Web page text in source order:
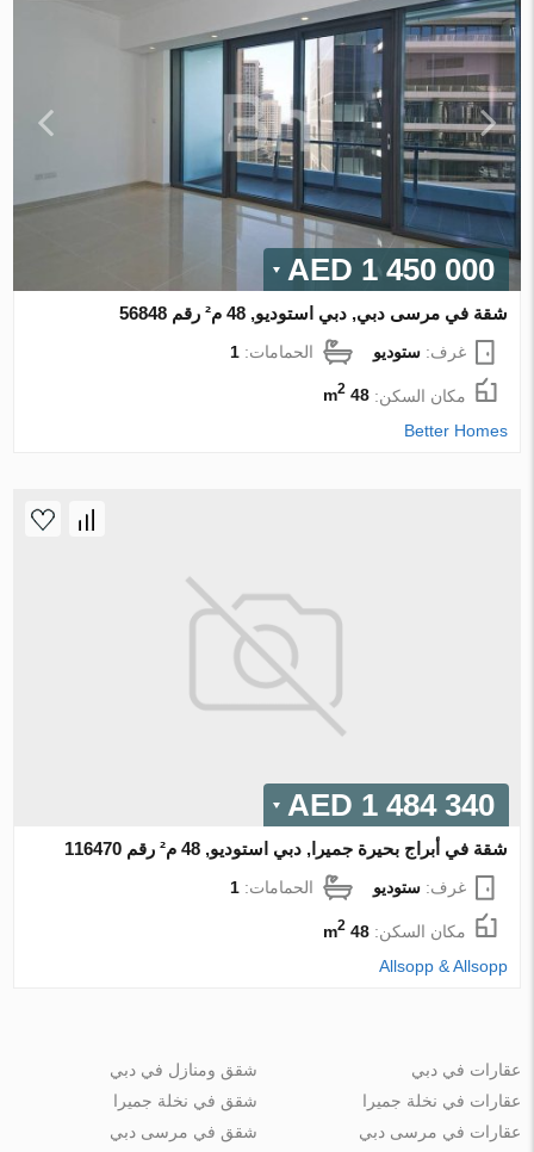
1 450 000 AED
شقة في مرسى دبي, دبي استوديو, 48 م² رقم 56848
غرف:ستوديو الحمامات:1
مكان السكن:48 m
2
Better Homes
1 484 340 AED
شقة في أبراج بحيرة جميرا, دبي استوديو, 48 م² رقم 116470
غرف:ستوديو الحمامات:1
مكان السكن:48 m
2
Allsopp & Allsopp
عقارات في دبي
عقارات في نخلة جميرا
عقارات في مرسى دبي
شقق ومنازل في دبي
شقق في نخلة جميرا
شقق في مرسى دبي